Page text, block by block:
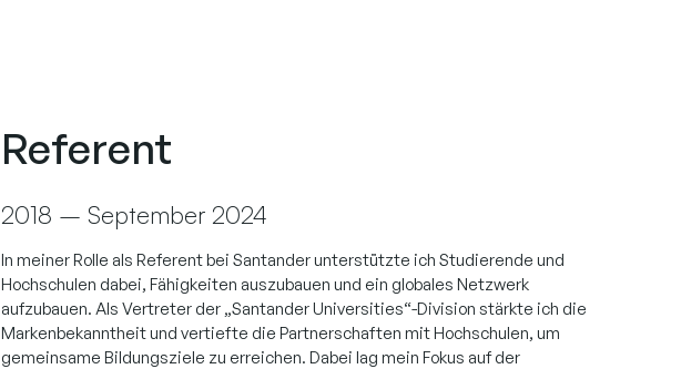
Referent
2018 – September 2024
In meiner Rolle als Referent bei Santander unterstützte ich Studierende und
Hochschulen dabei, Fähigkeiten auszubauen und ein globales Netzwerk
aufzubauen. Als Vertreter der „Santander Universities“-Division stärkte ich die
Markenbekanntheit und vertiefte die Partnerschaften mit Hochschulen, um
gemeinsame Bildungsziele zu erreichen. Dabei lag mein Fokus auf der